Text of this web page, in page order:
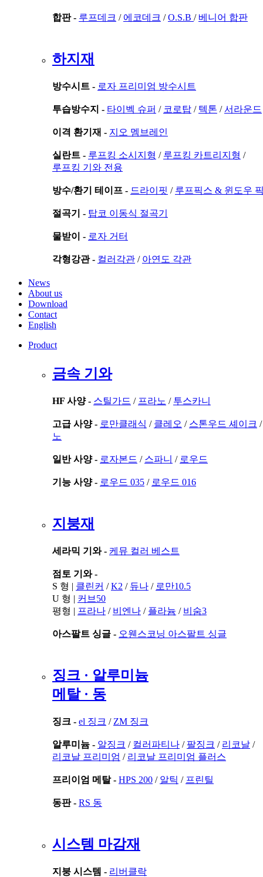
합판 - 루프데크 / 에코데크 /O.S.B / 베니어 합판
하지재
방수시트 - 로자 프리미엄 방수시트
투습방수지 - 타이벡 슈퍼 / 코로탑 / 텍톤 /서라운드
이격 환기재 - 지오 멤브레인
실란트 - 루프킹 소시지형 / 루프킹 카트리지형 /
루프킹 기와 전용
방수/환기 테이프 - 드라이핏 / 루프픽스 & 윈도우
절곡기 - 탑코 이동식 절곡기
물받이 - 로자 거터
각형강관 - 컬러각관 / 아연도 각관
News
About us
Download
Contact
English
Product
금속 기와
HF 사양 - 스틸가드 / 프라노 / 투스카니
고급 사양 - 로만클래식 / 클레오 / 스톤우드 셰이크
노
일반 사양 - 로자본드 / 스파니 / 로우드
기능 사양 - 로우드 035 / 로우드 016
지붕재
세라믹 기와 - 케뮤 컬러 베스트
점토 기와 -
S 형 | 클린커 /K2 / 듀나 / 로만10.5
U 형 | 커브50
평형 | 프라나 / 비엔나 / 플라늄 / 비숨3
아스팔트 싱글 - 오웬스코닝 아스팔트 싱글
징크 · 알루미늄
메탈 · 동
징크 - el 징크 / ZM 징크
알루미늄 - 알징크 / 컬러파티나 / 팔징크 / 리코날 /
리코날 프리미엄 / 리코날 프리미엄 플러스
프리이엄 메탈 - HPS 200 / 알틱 / 프린틸
동판 - RS 동
시스템 마감재
지붕 시스템 - 리버클락